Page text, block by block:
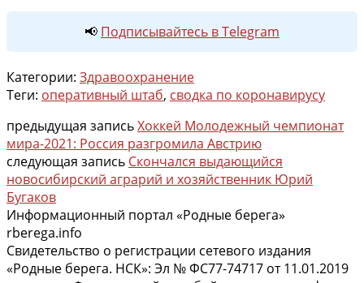
📢 Подписывайтесь в Telegram
Категории: Здравоохранение
Теги: оперативный штаб, сводка по коронавирусу
предыдущая записьХоккей Молодежный чемпионат
мира-2021: Россия разгромила Австрию
следующая запись Скончался выдающийся
новосибирский аграрий и хозяйственник Юрий
Бугаков
Информационный портал «Родные берега»
rberega.info
Свидетельство о регистрации сетевого издания
«Родные берега. НСК»: Эл № ФС77-74717 от 11.01.2019